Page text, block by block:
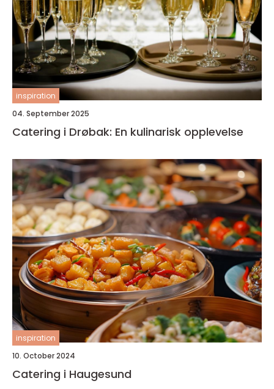
inspiration
04. September 2025
Catering i Drøbak: En kulinarisk opplevelse
inspiration
10. October 2024
Catering i Haugesund